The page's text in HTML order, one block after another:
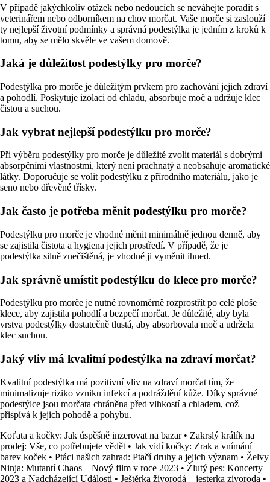
V případě jakýchkoliv otázek nebo nedoucích se neváhejte poradit s
veterinářem nebo odborníkem na chov morčat. Vaše morče si zaslouží
ty nejlepší životní podmínky a správná podestýlka je jedním z kroků k
tomu, aby se mělo skvěle ve vašem domově.
Jaká je důležitost podestýlky pro morče?
Podestýlka pro morče je důležitým prvkem pro zachování jejich zdraví
a pohodlí. Poskytuje izolaci od chladu, absorbuje moč a udržuje klec
čistou a suchou.
Jak vybrat nejlepší podestýlku pro morče?
Při výběru podestýlky pro morče je důležité zvolit materiál s dobrými
absorpčními vlastnostmi, který není prachnatý a neobsahuje aromatické
látky. Doporučuje se volit podestýlku z přírodního materiálu, jako je
seno nebo dřevěné třísky.
Jak často je potřeba měnit podestýlku pro morče?
Podestýlku pro morče je vhodné měnit minimálně jednou denně, aby
se zajistila čistota a hygiena jejich prostředí. V případě, že je
podestýlka silně znečištěná, je vhodné ji vyměnit ihned.
Jak správně umístit podestýlku do klece pro morče?
Podestýlku pro morče je nutné rovnoměrně rozprostřít po celé ploše
klece, aby zajistila pohodlí a bezpečí morčat. Je důležité, aby byla
vrstva podestýlky dostatečně tlustá, aby absorbovala moč a udržela
klec suchou.
Jaký vliv má kvalitní podestýlka na zdraví morčat?
Kvalitní podestýlka má pozitivní vliv na zdraví morčat tím, že
minimalizuje riziko vzniku infekcí a podráždění kůže. Díky správné
podestýlce jsou morčata chráněna před vlhkostí a chladem, což
přispívá k jejich pohodě a pohybu.
Koťata a kočky: Jak úspěšně inzerovat na bazar• Zakrslý králík na
prodej: Vše, co potřebujete vědět • Jak vidí kočky: Zrak a vnímání
barev koček • Ptáci našich zahrad: Ptačí druhy a jejich význam • Želvy
Ninja: Mutantí Chaos – Nový film v roce 2023 • Žlutý pes: Koncerty
2023 a Nadcházející Události • Ještěrka živorodá – jesterka zivoroda •